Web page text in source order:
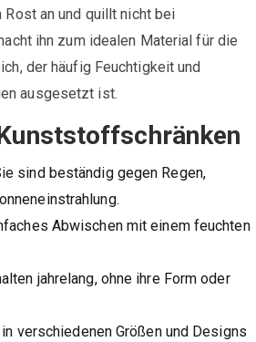
an und quillt nicht bei
ihn zum idealen Material für die
der häufig Feuchtigkeit und
ausgesetzt ist.
sind beständig gegen Regen,
Abwischen mit einem feuchten
jahrelang, ohne ihre Form oder
verschiedenen Größen und Designs